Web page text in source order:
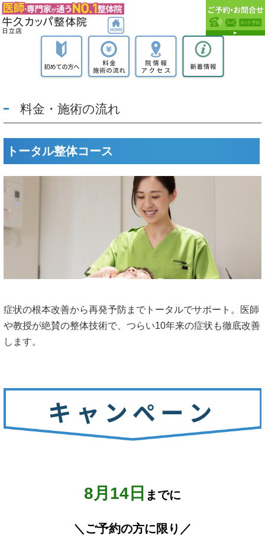
料金・施術の流れ
トータル整体コース
症状の根本改善から再発予防までトータルでサポート。医師
や教授が絶賛の整体技術で、つらい10年来の症状も徹底改善
します。
8月14日 までに
＼ご予約の方に限り／